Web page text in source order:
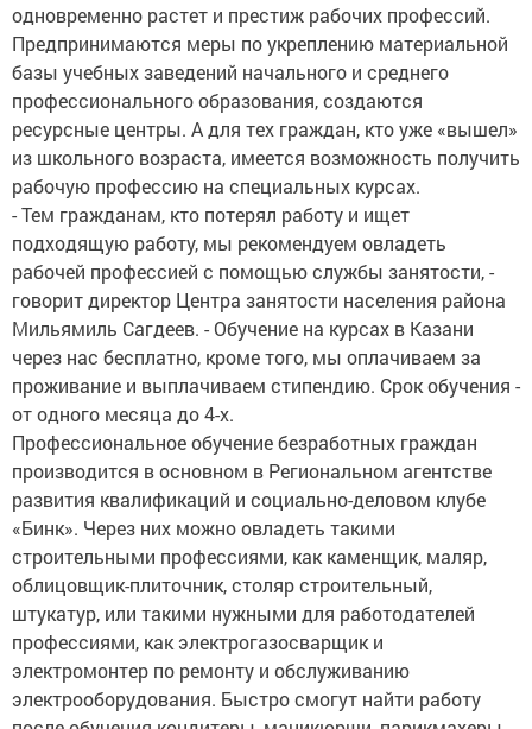
одновременно растет и престиж рабочих профессий.
Предпринимаются меры по укреплению материальной
базы учебных заведений начального и среднего
профессионального образования, создаются
ресурсные центры. А для тех граждан, кто уже «вышел»
из школьного возраста, имеется возможность получить
рабочую профессию на специальных курсах.
- Тем гражданам, кто потерял работу и ищет
подходящую работу, мы рекомендуем овладеть
рабочей профессией с помощью службы занятости, -
говорит директор Центра занятости населения района
Мильямиль Сагдеев. - Обучение на курсах в Казани
через нас бесплатно, кроме того, мы оплачиваем за
проживание и выплачиваем стипендию. Срок обучения -
от одного месяца до 4-х.
Профессиональное обучение безработных граждан
производится в основном в Региональном агентстве
развития квалификаций и социально-деловом клубе
«Бинк». Через них можно овладеть такими
строительными профессиями, как каменщик, маляр,
облицовщик-плиточник, столяр строительный,
штукатур, или такими нужными для работодателей
профессиями, как электрогазосварщик и
электромонтер по ремонту и обслуживанию
электрооборудования. Быстро смогут найти работу